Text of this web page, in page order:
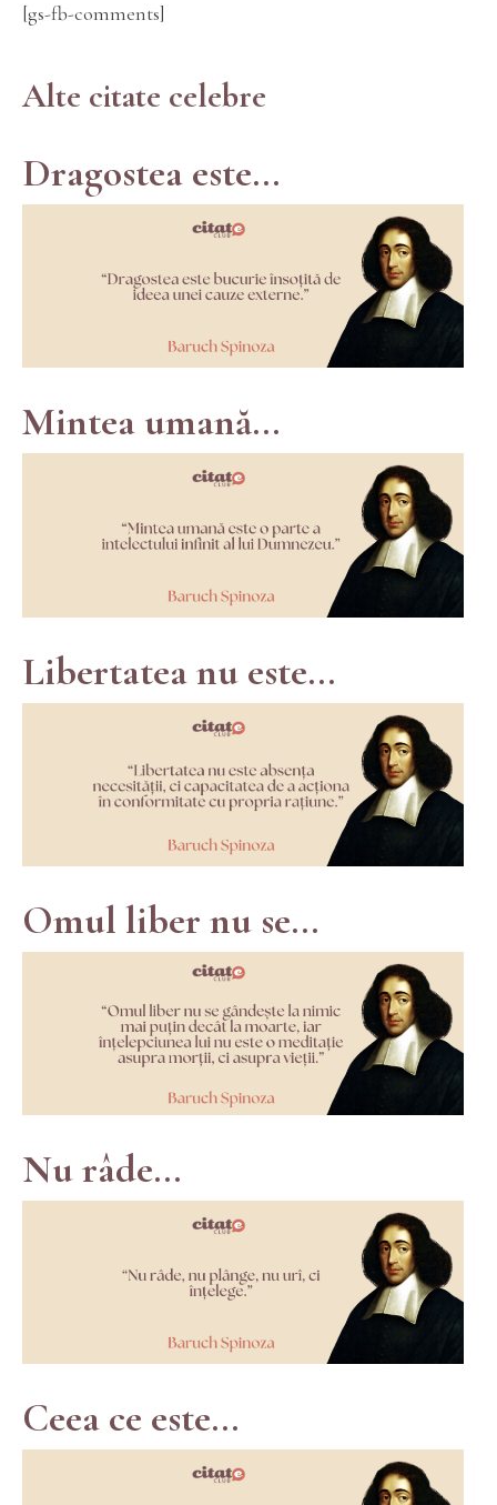
[gs-fb-comments]
Alte citate celebre
Dragostea este...
Mintea umană...
Libertatea nu este...
Omul liber nu se...
Nu râde...
Ceea ce este...